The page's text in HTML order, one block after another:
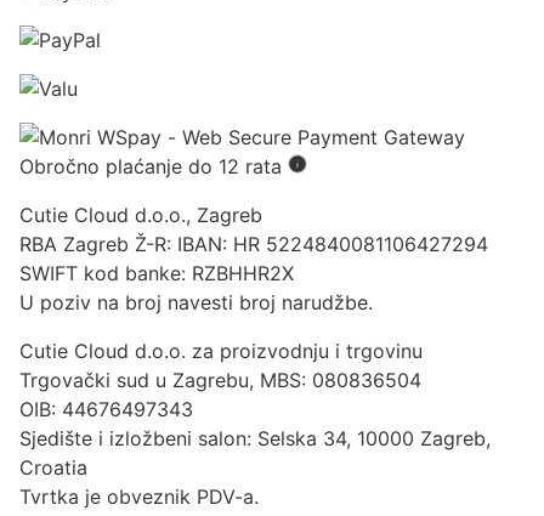
Obročno plaćanje do 12 rata
Cutie Cloud d.o.o., Zagreb
RBA Zagreb Ž-R: IBAN: HR 5224840081106427294
SWIFT kod banke: RZBHHR2X
U poziv na broj navesti broj narudžbe.
Cutie Cloud d.o.o. za proizvodnju i trgovinu
Trgovački sud u Zagrebu, MBS: 080836504
OIB: 44676497343
Sjedište i izložbeni salon: Selska 34, 10000 Zagreb,
Croatia
Tvrtka je obveznik PDV-a.